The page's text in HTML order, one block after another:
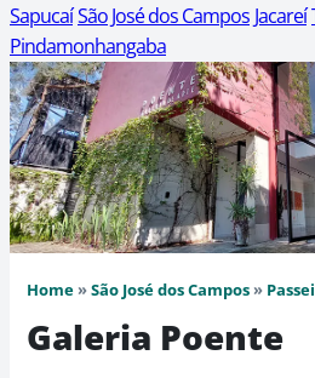
SapucaíSão José dos Campos Jacareí
Pindamonhangaba
Home»São José dos Campos»
Galeria Poente